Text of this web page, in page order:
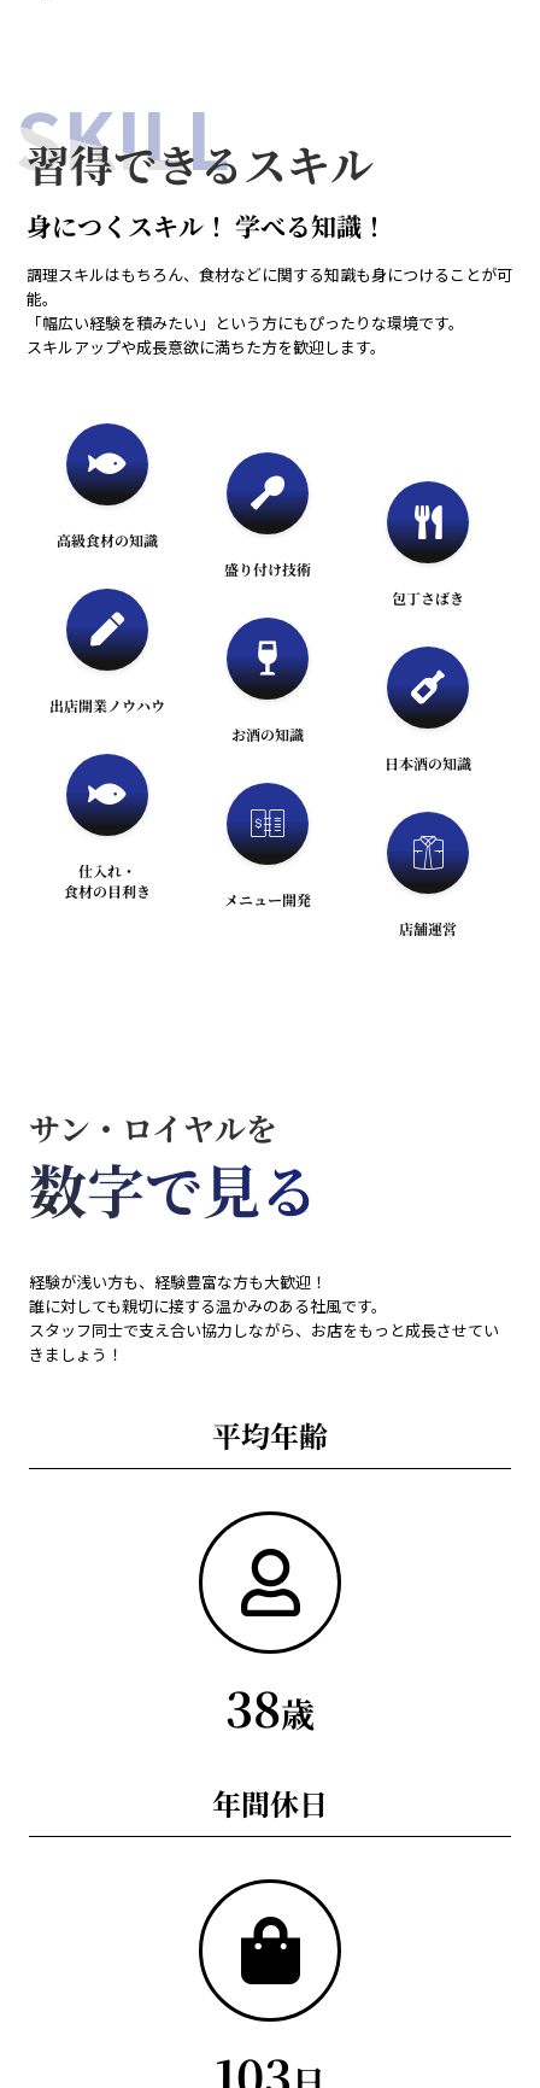
高級食材の知識
出店開業ノウハウ
仕入れ・
食材の目利き
盛り付け技術
お酒の知識
メニュー開発
包丁さばき
日本酒の知識
店舗運営
SKILL
習得できるスキル
身につくスキル！ 学べる知識！
調理スキルはもちろん、食材などに関する知識も身につけることが可
能。
「幅広い経験を積みたい」という方にもぴったりな環境です。
スキルアップや成長意欲に満ちた方を歓迎します。
サン・ロイヤルを
数字で見る
経験が浅い方も、経験豊富な方も大歓迎！
誰に対しても親切に接する温かみのある社風です。
スタッフ同士で支え合い協力しながら、お店をもっと成長させてい
きましょう！
平均年齢
38歳
年間休日
103